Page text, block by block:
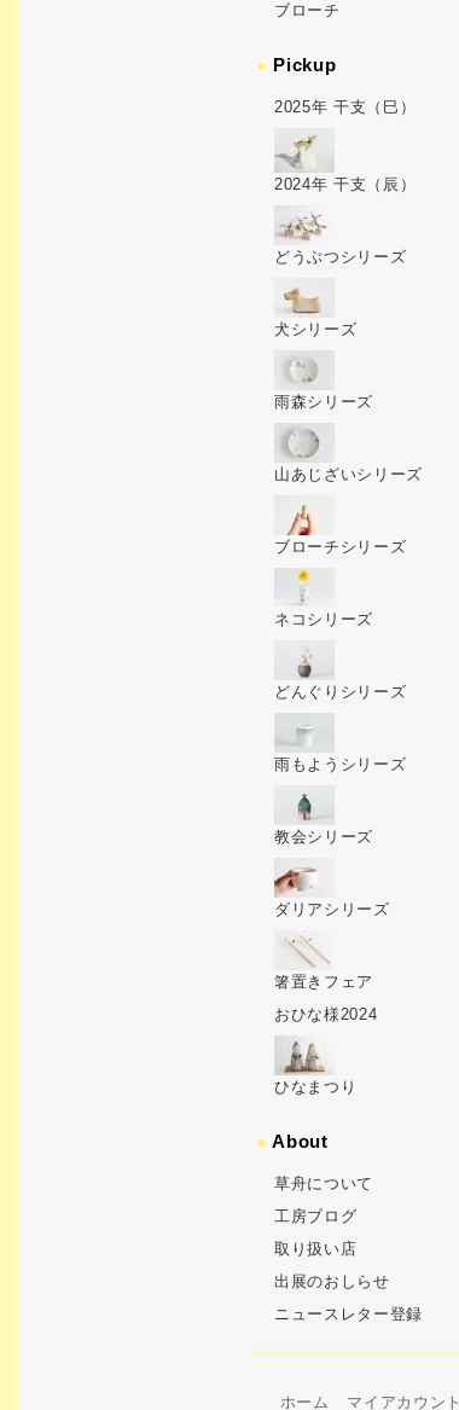
ブローチ
● Pickup
2025年 干支（巳）
2024年 干支（辰）
どうぶつシリーズ
犬シリーズ
雨森シリーズ
山あじざいシリーズ
ブローチシリーズ
ネコシリーズ
どんぐりシリーズ
雨もようシリーズ
教会シリーズ
ダリアシリーズ
箸置きフェア
おひな様2024
ひなまつり
●About
草舟について
工房ブログ
取り扱い店
出展のおしらせ
ニュースレター登録
ホーム マイアカウント